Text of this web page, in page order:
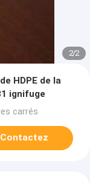
2/2
HDPE de la
ignifuge
carrés
Contactez